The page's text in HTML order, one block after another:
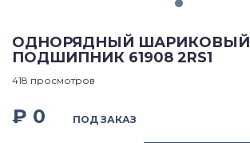
ОДНОРЯДНЫЙ ШАРИКОВЫЙ
ПОДШИПНИК 61908 2RS1
418 просмотров
₽ 0 ПОД ЗАКАЗ